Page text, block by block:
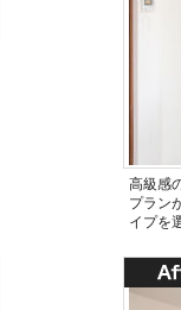
高級感
プラン
イプを